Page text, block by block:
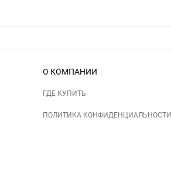
О КОМПАНИИ
ГДЕ КУПИТЬ
ПОЛИТИКА КОНФИДЕНЦИАЛЬНОСТИ